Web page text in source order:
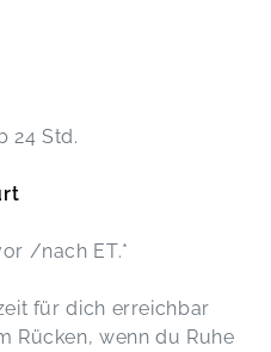
24 Std.
/nach ET.*
für dich erreichbar
Rücken, wenn du Ruhe